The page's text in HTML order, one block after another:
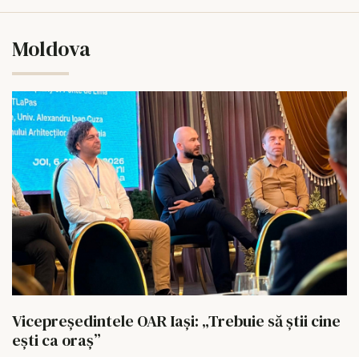
Moldova
Vicepreședintele OAR Iași: „Trebuie să știi cine
ești ca oraș”